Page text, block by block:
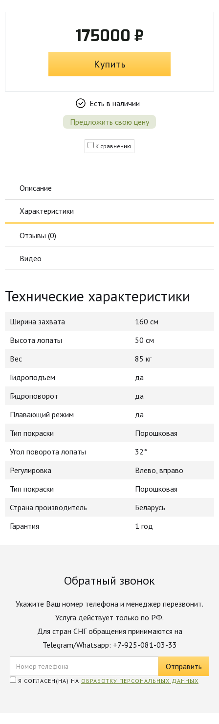
175000 ₽
Купить
Есть в наличии
Предложить свою цену
К сравнению
Описание
Характеристики
Отзывы (0)
Видео
Технические характеристики
Ширина захвата
160 cм
Высота лопаты
50 cм
Вес
85 кг
Гидроподъем
да
Гидроповорот
да
Плавающий режим
да
Тип покраски
Порошковая
Угол поворота лопаты
32°
Регулировка
Влево, вправо
Тип покраски
Порошковая
Страна производитель
Беларусь
Гарантия
1 год
Обратный звонок
Укажите Ваш номер телефона и менеджер перезвонит.
Услуга действует только по РФ.
Для стран СНГ обращения принимаются на
Telegram/Whatsapp: +7-925-081-03-33
Я СОГЛАСЕН(НА) НА ОБРАБОТКУ ПЕРСОНАЛЬНЫХ ДАННЫХ